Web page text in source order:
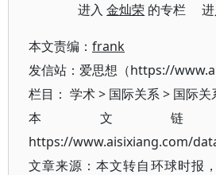
进入金灿荣 的专栏 进
本文责编： frank
发信站：爱思想（https://
栏目： 学术> 国际关系> 国际关
本文链
https://www.aisixiang.com/
文章来源：本文转自环球时报